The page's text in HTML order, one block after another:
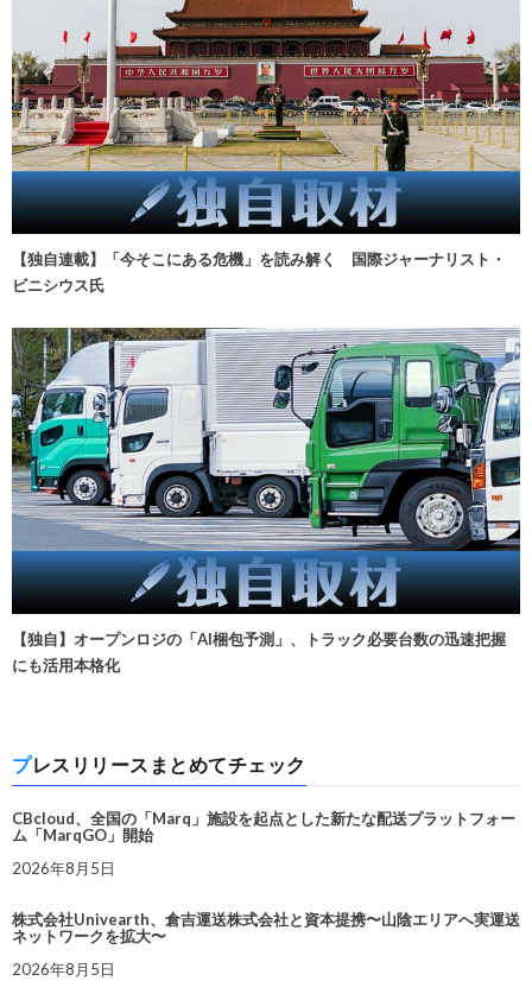
【独自連載】「今そこにある危機」を読み解く 国際ジャーナリスト・
ビニシウス氏
【独自】オープンロジの「AI梱包予測」、トラック必要台数の迅速把握
にも活用本格化
プレスリリースまとめてチェック
CBcloud、全国の「Marq」施設を起点とした新たな配送プラットフォー
ム「MarqGO」開始
2026年8月5日
株式会社Univearth、倉吉運送株式会社と資本提携〜山陰エリアへ実運送
ネットワークを拡大〜
2026年8月5日